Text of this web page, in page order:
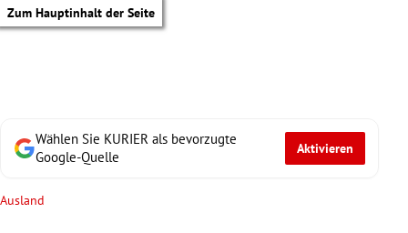
Zum Hauptinhalt der Seite
Wählen Sie KURIER als bevorzugte
Google-Quelle
Aktivieren
Ausland